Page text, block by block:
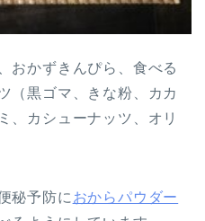
おかずきんぴら、食べる
（黒ゴマ、きな粉、カカ
、カシューナッツ、オリ
秘予防に おからパウダー